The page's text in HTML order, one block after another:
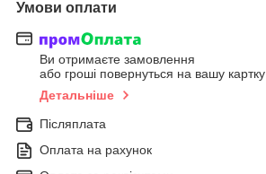
Умови оплати
Ви отримаєте замовлення
або гроші повернуться на вашу картку
Детальніше
Післяплата
Оплата на рахунок